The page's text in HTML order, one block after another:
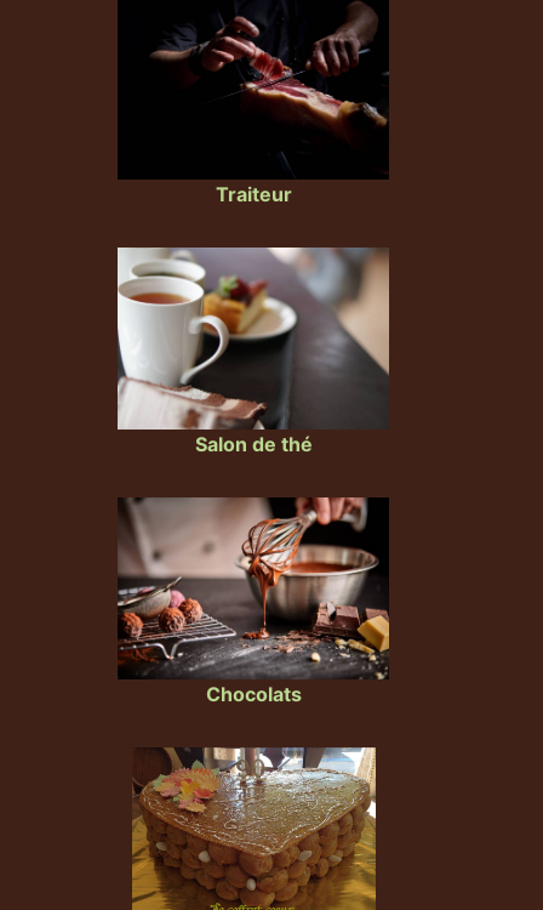
Traiteur
Salon de thé
Chocolats